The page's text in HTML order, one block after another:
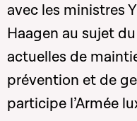
avec les ministres
Haagen au sujet
actuelles de
prévention et de
participe l’Armée